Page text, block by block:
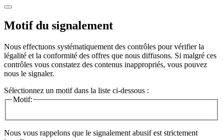
Motif du signalement
Nous effectuons systématiquement des contrôles pour vérifier la
légalité et la conformité des offres que nous diffusons. Si malgré ces
contrôles vous constatez des contenus inappropriés, vous pouvez
nous le signaler.
Sélectionnez un motif dans la liste ci-dessous :
Motif:
Nous vous rappelons que le signalement abusif est strictement